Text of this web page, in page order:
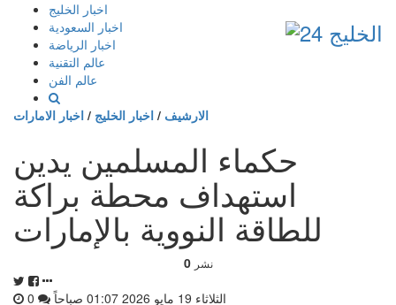
إذهب
المحتوى
اخبار الخليج
اخبار السعودية
اخبار الرياضة
عالم التقنية
عالم الفن
الارشيف / اخبار الخليج / اخبار الامارات
حكماء المسلمين يدين
استهداف محطة براكة
للطاقة النووية بالإمارات
0 نشر
الثلاثاء 19 مايو 2026 01:07 صباحاً